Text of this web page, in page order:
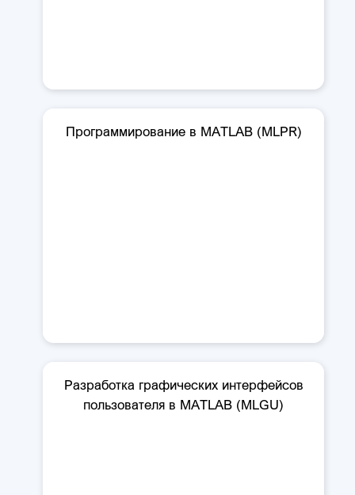
Программирование в MATLAB (MLPR)
Разработка графических интерфейсов
пользователя в MATLAB (MLGU)